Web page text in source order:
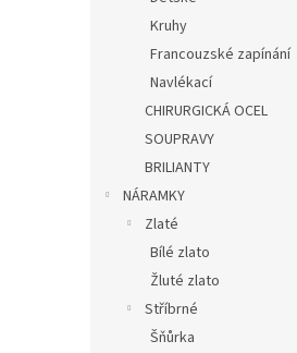
Kruhy
Francouzské zapínání
Navlékací
CHIRURGICKÁ OCEL
SOUPRAVY
BRILIANTY
NÁRAMKY
Zlaté
Bílé zlato
Žluté zlato
Stříbrné
Šňůrka